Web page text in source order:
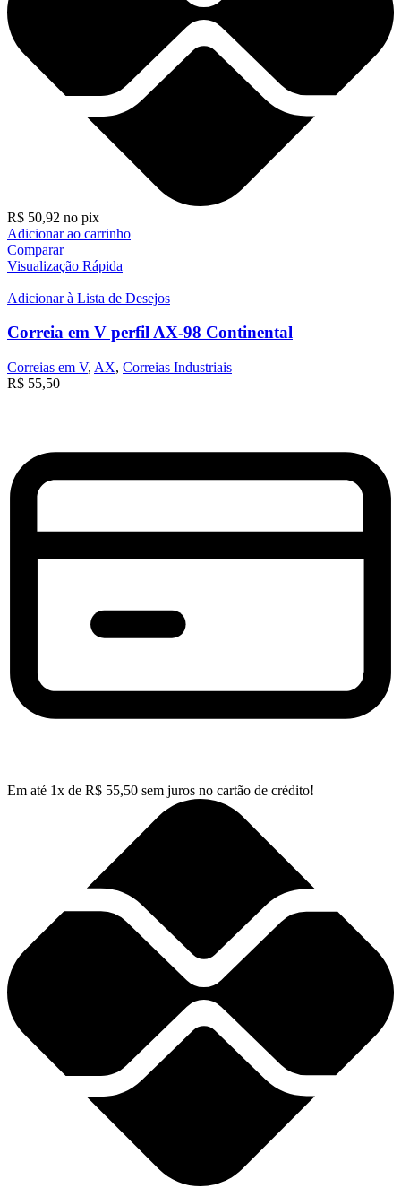
R$ 50,92 no pix
Adicionar ao carrinho
Comparar
Visualização Rápida
Adicionar à Lista de Desejos
Correia em V perfil AX-98 Continental
Correias em V, AX, Correias Industriais
R$ 55,50
Em até 1x de R$ 55,50 sem juros no cartão de crédito!